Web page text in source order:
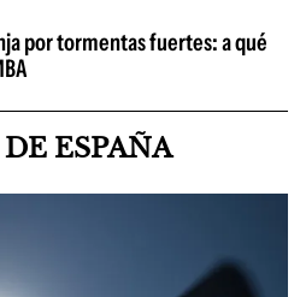
por tormentas fuertes: a qué
ESPAÑA